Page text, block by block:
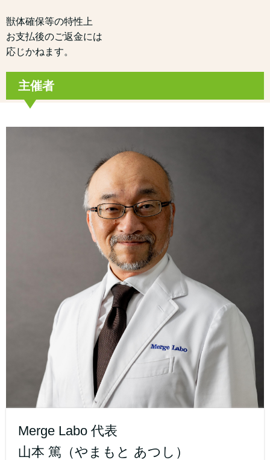
獣体確保等の特性上
お支払後のご返金には
応じかねます。
主催者
Merge Labo 代表
山本 篤（やまもと あつし）